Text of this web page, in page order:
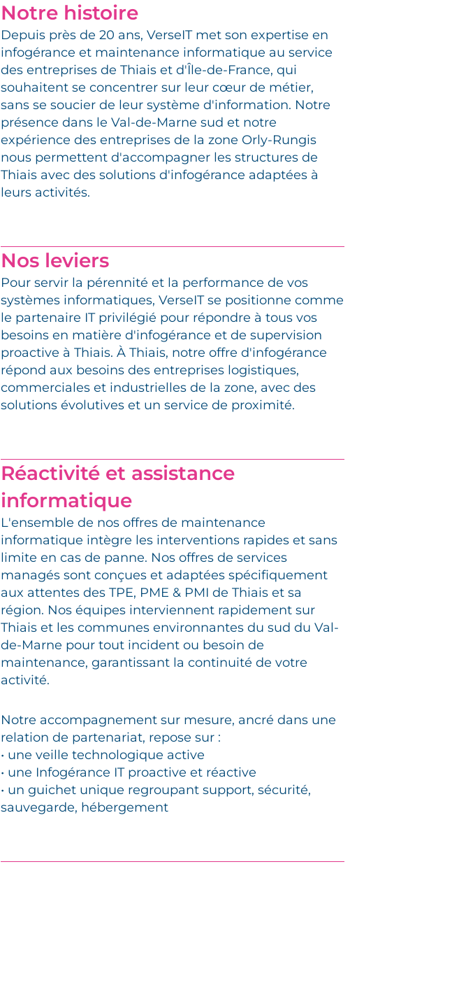
Notre histoire
Depuis près de 20 ans, VerseIT met son expertise en
infogérance et maintenance informatique au service
des entreprises de Thiais et d'Île-de-France, qui
souhaitent se concentrer sur leur cœur de métier,
sans se soucier de leur système d'information. Notre
présence dans le Val-de-Marne sud et notre
expérience des entreprises de la zone Orly-Rungis
nous permettent d'accompagner les structures de
Thiais avec des solutions d'infogérance adaptées à
leurs activités.
Nos leviers
Pour servir la pérennité et la performance de vos
systèmes informatiques, VerseIT se positionne comme
le partenaire IT privilégié pour répondre à tous vos
besoins en matière d'infogérance et de supervision
proactive à Thiais. À Thiais, notre offre d'infogérance
répond aux besoins des entreprises logistiques,
commerciales et industrielles de la zone, avec des
solutions évolutives et un service de proximité.
Réactivité et assistance
informatique
L'ensemble de nos offres de maintenance
informatique intègre les interventions rapides et sans
limite en cas de panne. Nos offres de services
managés sont conçues et adaptées spécifiquement
aux attentes des TPE, PME & PMI de Thiais et sa
région. Nos équipes interviennent rapidement sur
Thiais et les communes environnantes du sud du Val-
de-Marne pour tout incident ou besoin de
maintenance, garantissant la continuité de votre
activité.
Notre accompagnement sur mesure, ancré dans une
relation de partenariat, repose sur :
• une veille technologique active
• une Infogérance IT proactive et réactive
• un guichet unique regroupant support, sécurité,
sauvegarde, hébergement